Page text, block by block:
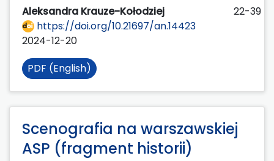
Aleksandra Krauze-Kołodziej
22-39
https://doi.org/10.21697/an.14423
2024-12-20
PDF (English)
Scenografia na warszawskiej
ASP (fragment historii)